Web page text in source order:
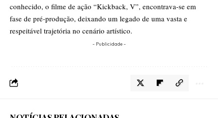
conhecido, o filme de ação “Kickback, V”, encontrava-se em
fase de pré-produção, deixando um legado de uma vasta e
respeitável trajetória no cenário artístico.
- Publicidade -